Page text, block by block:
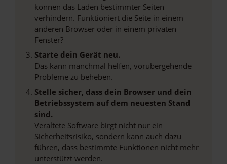
können das Laden bestimmter Seiten
verhindern. Funktioniert die Seite in einem
anderen Browser oder in einem privaten
Fenster?
Starte dein Gerät neu.
Das kann manchmal helfen, vorübergehende
Probleme zu beheben.
Stelle sicher, dass dein Browser und dein
Betriebssystem auf dem neuesten Stand
sind.
Veraltete Software birgt nicht nur ein
Sicherheitsrisiko, sondern kann auch dazu
führen, dass bestimmte Funktionen nicht mehr
unterstützt werden.